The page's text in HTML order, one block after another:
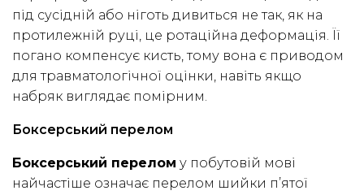
під сусідній або ніготь дивиться не так, як на
протилежній руці, це ротаційна деформація. Її
погано компенсує кисть, тому вона є приводом
для травматологічної оцінки, навіть якщо
набряк виглядає помірним.
Боксерський перелом
Боксерський перелом у побутовій мові
найчастіше означає перелом шийки п’ятої